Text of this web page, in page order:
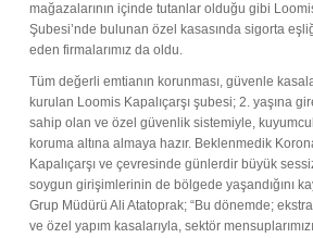
mağazalarının içinde tutanlar olduğu gibi
Şubesi’nde bulunan özel kasasında sigorta
eden firmalarımız da oldu.
Tüm değerli emtianın korunması, güvenle
kurulan Loomis Kapalıçarşı şubesi; 2. yaşına
sahip olan ve özel güvenlik sistemiyle,
koruma altına almaya hazır. Beklenmedik
Kapalıçarşı ve çevresinde günlerdir büyük
soygun girişimlerinin de bölgede yaşandığını
Grup Müdürü Ali Atatoprak; “Bu dönemde;
ve özel yapım kasalarıyla, sektör